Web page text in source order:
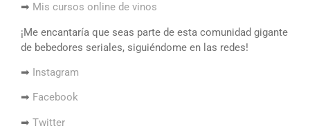
➡ Mis cursos online de vinos
¡Me encantaría que seas parte de esta comunidad gigante
de bebedores seriales, siguiéndome en las redes!
➡ Instagram
➡ Facebook
➡ Twitter